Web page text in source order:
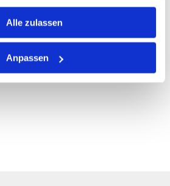
Alle zulassen
Anpassen